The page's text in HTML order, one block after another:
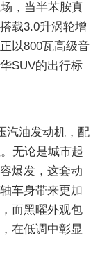
，当半苯胺真
载3.0升涡轮增
以800瓦高级音
SUV的出行标
汽油发动机，配
无论是城市起
爆发，这套动
车身带来更加
而黑曜外观包
在低调中彰显